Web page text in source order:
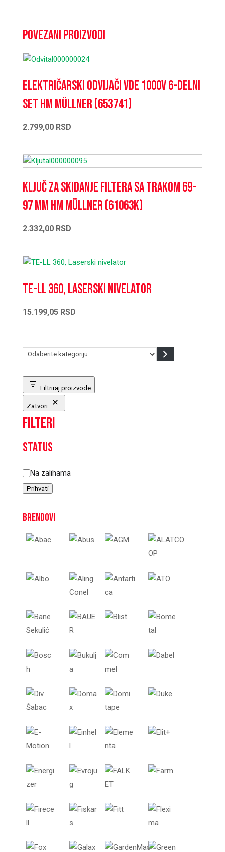
Povezani proizvodi
Električarski odvijači VDE 1000V 6-delni
set HM Müllner (653741)
2.799,00 RSD
Ključ za skidanje filtera sa trakom 69-
97 mm HM Müllner (61063K)
2.332,00 RSD
TE-LL 360, Laserski nivelator
15.199,05 RSD
Odaberite
Filtriraj proizvode
Zatvori
Filteri
Status
Status
Na zalihama
Prihvati
Brendovi